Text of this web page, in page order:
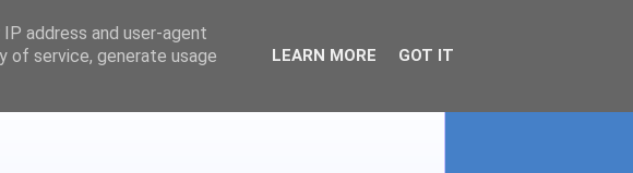
address and user-agent
of service, generate usage
LEARN MORE GOT IT